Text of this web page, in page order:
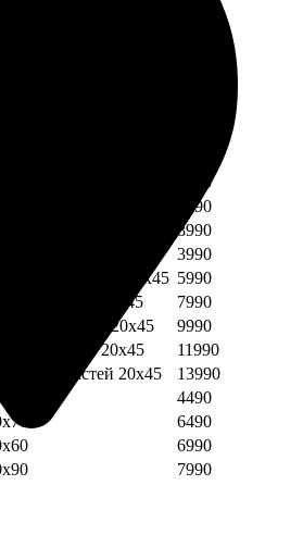
частей 30х40
7490
частей 40х40
5990
частей 40х40
8990
частей 20х45
3990
частей 20х45 5990
частей 20х45
7990
частей 20х45
9990
частей 20х45
11990
частей 20х45
13990
4490
6490
6990
7990